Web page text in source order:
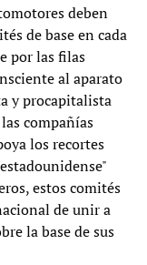
deben
de base en cada
por las filas
al aparato
y procapitalista
compañías
los recortes
estos comités
de unir a
la base de sus